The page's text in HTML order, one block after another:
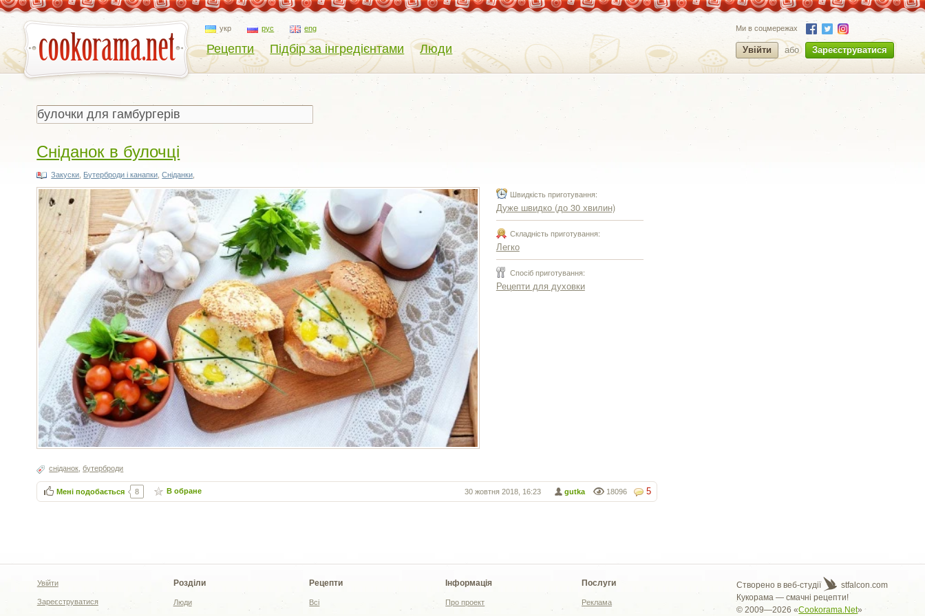
укр рус eng
Рецепти Підбір за інгредієнтами Люди
Ми в соцмережах
Увійти або Зареєструватися
Сніданок в булочці
Закуски Бутерброди і канапки ,Сніданки
Швидкість приготування:
Дуже швидко (до 30 хвилин)
Складність приготування:
Легко
Спосіб приготування:
Рецепти для духовки
сніданок ,бутерброди
5
18096
gutka
30 жовтня 2018, 16:23
Мені подобається 8 В обране
Увійти
Зареєструватися
Розділи
Люди
Рецепти
Всі
Інформація
Про проект
Послуги
Реклама
Створено в веб-студії
stfalcon.com
Кукорама — смачні рецепти!
© 2009—2026 «Cookorama.Net»